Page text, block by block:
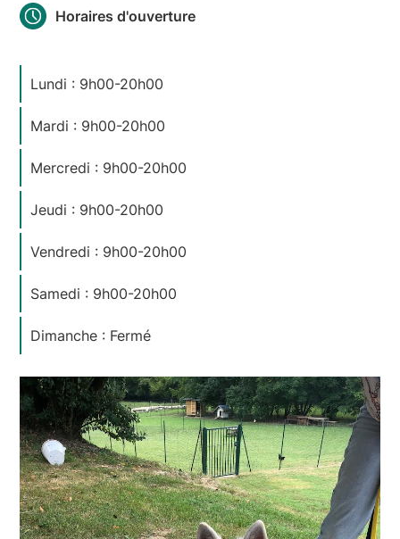
Horaires d'ouverture
Lundi : 9h00-20h00
Mardi : 9h00-20h00
Mercredi : 9h00-20h00
Jeudi : 9h00-20h00
Vendredi : 9h00-20h00
Samedi : 9h00-20h00
Dimanche : Fermé